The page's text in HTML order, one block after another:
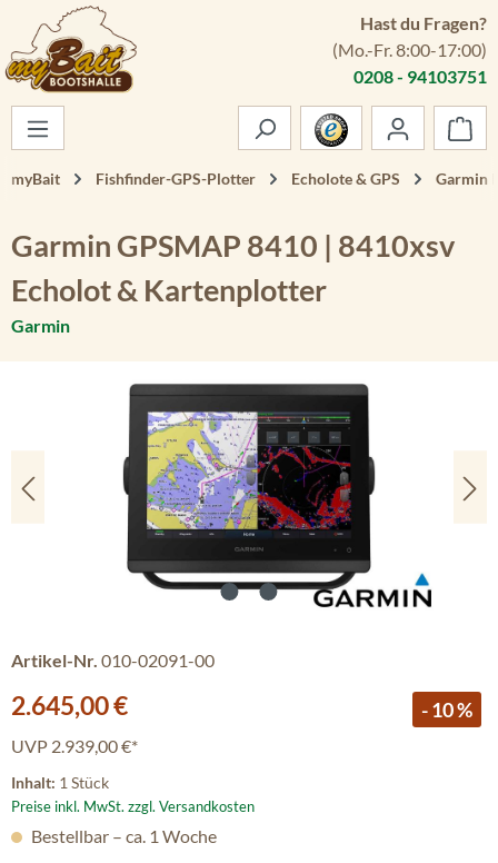
Zum Hauptinhalt springen
Hast du Fragen?
(Mo.-Fr. 8:00-17:00)
0208 - 94103751
myBait Fishfinder-GPS-Plotter Echolote & GPS Garmin
Garmin GPSMAP 8410 | 8410xsv
Echolot & Kartenplotter
Garmin
Artikel-Nr. 010-02091-00
Verkaufspreis:
2.645,00 € - 10 %
UVP 2.939,00 €*
Inhalt: 1 Stück
Preise inkl. MwSt. zzgl. Versandkosten
Bestellbar – ca. 1 Woche